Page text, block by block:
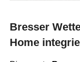
Bresser
Home